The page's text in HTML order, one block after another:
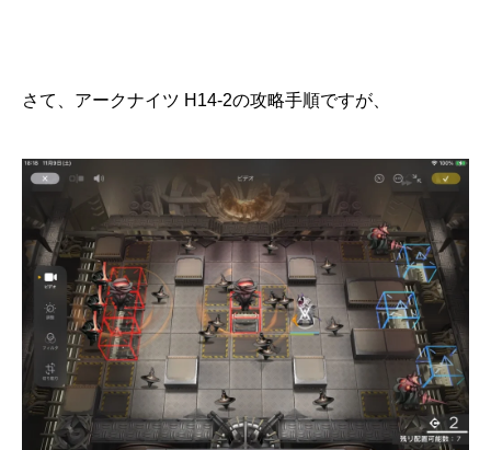
さて、アークナイツ H14-2の攻略手順ですが、